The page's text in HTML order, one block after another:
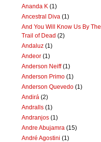
Ananda K (1)
Ancestral Diva (1)
And You Will Know Us By The
Trail of Dead (2)
Andaluz (1)
Andeor (1)
Anderson Neiff (1)
Anderson Primo (1)
Anderson Quevedo (1)
Andirá (2)
Andralls (1)
Andranjos (1)
Andre Abujamra (15)
André Agostini (1)